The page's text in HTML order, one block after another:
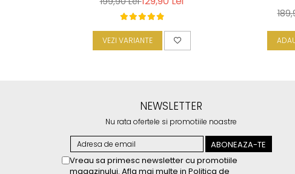
VEZI VARIANTE
NEWSLETTER
Nu rata ofertele si promotiile noastre
Vreau sa primesc newsletter cu promotiile
magazinului. Afla mai multe in Politica de